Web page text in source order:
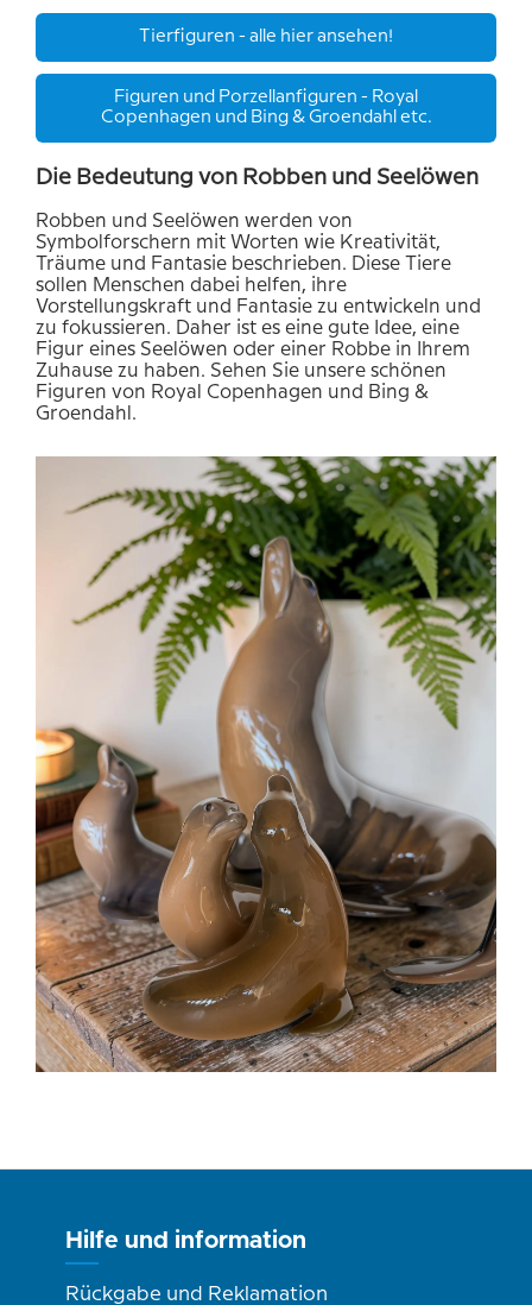
Tierfiguren - alle hier ansehen!
Figuren und Porzellanfiguren - Royal
Copenhagen und Bing & Groendahl etc.
Die Bedeutung von Robben und Seelöwen
Robben und Seelöwen werden von
Symbolforschern mit Worten wie Kreativität,
Träume und Fantasie beschrieben. Diese Tiere
sollen Menschen dabei helfen, ihre
Vorstellungskraft und Fantasie zu entwickeln und
zu fokussieren. Daher ist es eine gute Idee, eine
Figur eines Seelöwen oder einer Robbe in Ihrem
Zuhause zu haben. Sehen Sie unsere schönen
Figuren von Royal Copenhagen und Bing &
Groendahl.
Hilfe und information
Rückgabe und Reklamation